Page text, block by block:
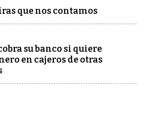
que nos contamos
su banco si quiere
en cajeros de otras